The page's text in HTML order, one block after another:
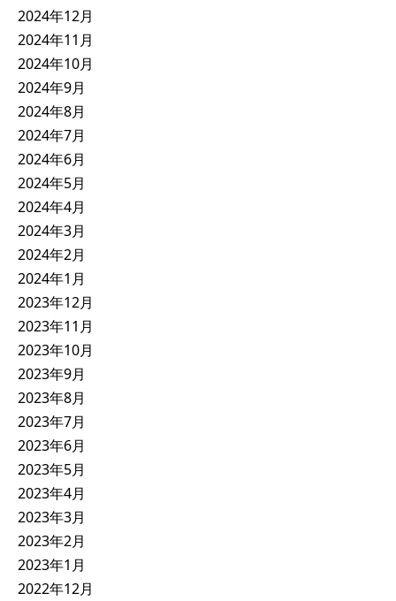
2024年12月
2024年11月
2024年10月
2024年9月
2024年8月
2024年7月
2024年6月
2024年5月
2024年4月
2024年3月
2024年2月
2024年1月
2023年12月
2023年11月
2023年10月
2023年9月
2023年8月
2023年7月
2023年6月
2023年5月
2023年4月
2023年3月
2023年2月
2023年1月
2022年12月